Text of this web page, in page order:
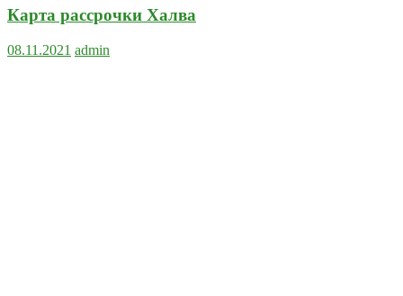
Карта рассрочки Халва
08.11.2021 admin